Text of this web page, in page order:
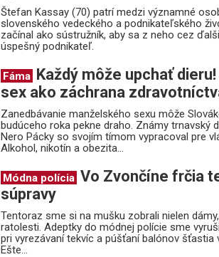
Štefan Kassay (70) patrí medzi významné
slovenského vedeckého a podnikateľského
začínal ako sústružník, aby sa z neho cez
úspešný podnikateľ.
Fáma Každý môže upchať
sex ako záchrana
Zanedbávanie manželského sexu môže
budúceho roka pekne draho. Známy trnavský
Nero Pácky so svojím tímom vypracoval pre
Alkohol, nikotín a obezita...
Módna polícia Vo Zvončíne frčia
súpravy
Tentoraz sme si na mušku zobrali nielen
ratolesti. Adeptky do módnej polície sme
pri vyrezávaní tekvíc a púšťaní balónov šťastia
Ešte...